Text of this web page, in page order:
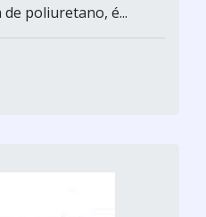
poliuretano, é...